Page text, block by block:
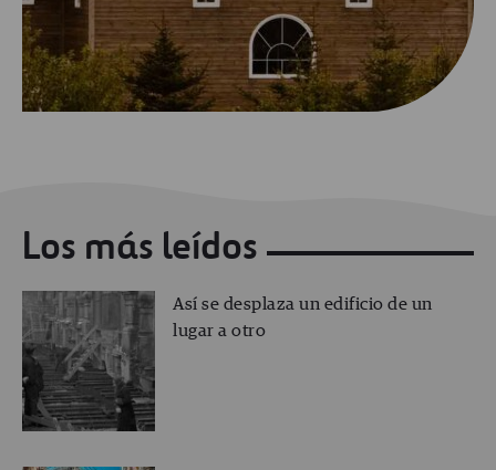
Los más leídos
Así se desplaza un edificio de un
lugar a otro